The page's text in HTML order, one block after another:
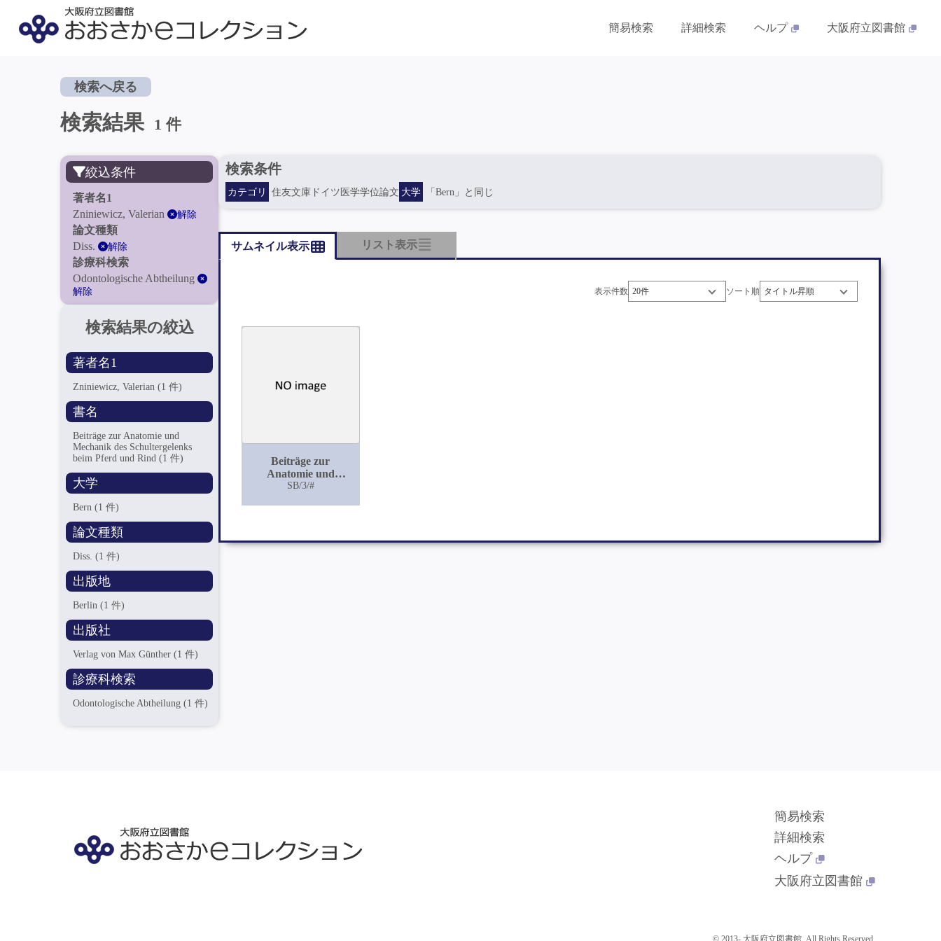
簡易検索 詳細検索 ヘルプ 大阪府立図書館
検索へ戻る
検索結果 1 件
絞込条件
著者名1
Zniniewicz, Valerian
解除
論文種類
Diss.
解除
診療科検索
Odontologische Abtheilung
解除
検索結果の絞込
著者名1
Zniniewicz, Valerian(1 件)
書名
Beiträge zur Anatomie und
Mechanik des Schultergelenks
beim Pferd und Rind(1 件)
大学
Bern(1 件)
論文種類
Diss.(1 件)
出版地
Berlin(1 件)
出版社
Verlag von Max Günther(1 件)
診療科検索
Odontologische Abtheilung(1 件)
検索条件
カテゴリ 住友文庫ドイツ医学学位論文 大学 「Bern」と同じ
サムネイル表示 リスト表示
表示件数 ソート順
Beiträge zur
Anatomie und
Mechanik des
SB/3/#
簡易検索
詳細検索
ヘルプ
大阪府立図書館
© 2013- 大阪府立図書館. All Rights Reserved.